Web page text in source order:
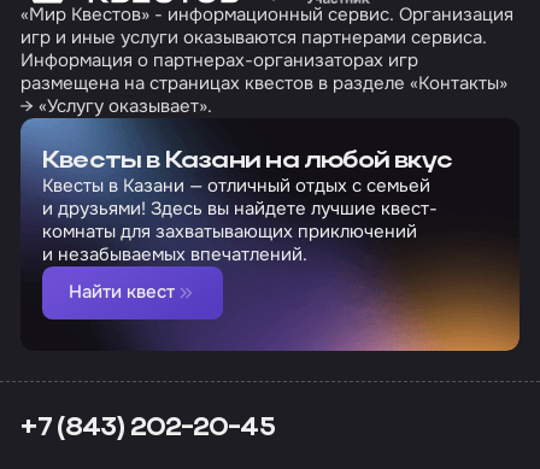
«Мир Квестов» - информационный сервис. Организация
игр и иные услуги оказываются партнерами сервиса.
Информация о партнерах-организаторах игр
размещена на страницах квестов в разделе «Контакты»
→ «Услугу оказывает».
Квесты в Казани на любой вкус
Квесты в Казани — отличный отдых с семьей
и друзьями! Здесь вы найдете лучшие квест-
комнаты для захватывающих приключений
и незабываемых впечатлений.
Найти квест
+7 (843) 202-20-45